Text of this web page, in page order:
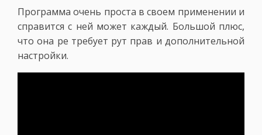
Программа очень проста в своем применении и
справится с ней может каждый. Большой плюс,
что она ре требует рут прав и дополнительной
настройки.